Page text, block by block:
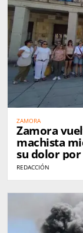
ZAMORA
Zamora
machista
su dolor por
REDACCIÓN